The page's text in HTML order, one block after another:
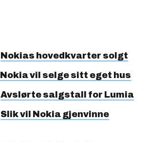
Nokias hovedkvarter solgt
Nokia vil selge sitt eget hus
Avslørte salgstall for Lumia
Slik vil Nokia gjenvinne